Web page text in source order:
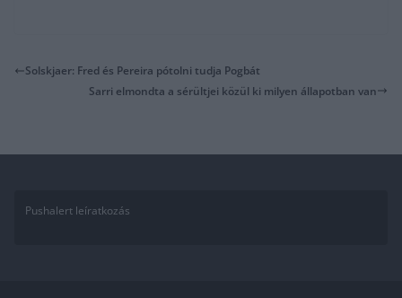
Solskjaer: Fred és Pereira pótolni tudja Pogbát
Sarri elmondta a sérültjei közül ki milyen állapotban van
Pushalert leíratkozás